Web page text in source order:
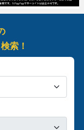
索！